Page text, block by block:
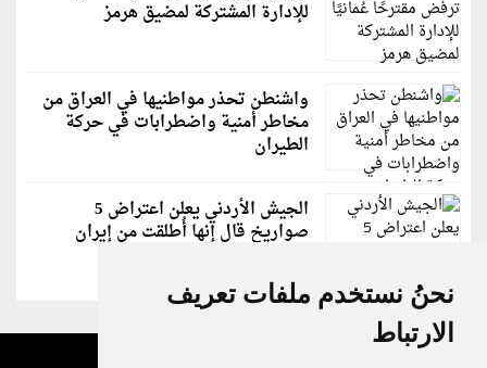
نحنُ نستخدم ملفات تعريف
الارتباط
للإدارة المشتركة لمضيق هرمز
واشنطن تحذر مواطنيها في العراق من
مخاطر أمنية واضطرابات في حركة
الطيران
الجيش الأردني يعلن اعتراض 5
صواريخ قال إنها أُطلقت من إيران